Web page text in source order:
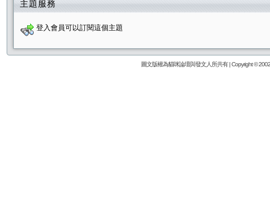
主題服務
登入會員可以訂閱這個主題
圖文版權為貓咪論壇與發文人所共有 | Copyright ©